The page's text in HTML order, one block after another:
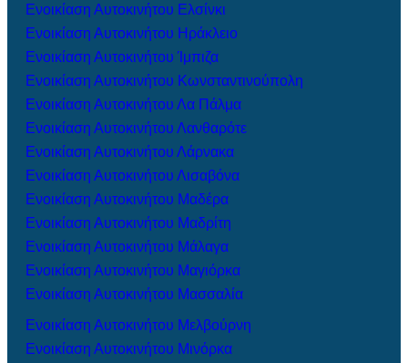
Ενοικίαση Αυτοκινήτου Ελσίνκι
Ενοικίαση Αυτοκινήτου Ηράκλειο
Ενοικίαση Αυτοκινήτου Ίμπιζα
Ενοικίαση Αυτοκινήτου Κωνσταντινούπολη
Ενοικίαση Αυτοκινήτου Λα Πάλμα
Ενοικίαση Αυτοκινήτου Λανθαρότε
Ενοικίαση Αυτοκινήτου Λάρνακα
Ενοικίαση Αυτοκινήτου Λισαβόνα
Ενοικίαση Αυτοκινήτου Μαδέρα
Ενοικίαση Αυτοκινήτου Μαδρίτη
Ενοικίαση Αυτοκινήτου Μάλαγα
Ενοικίαση Αυτοκινήτου Μαγιόρκα
Ενοικίαση Αυτοκινήτου Μασσαλία
Ενοικίαση Αυτοκινήτου Μελβούρνη
Ενοικίαση Αυτοκινήτου Μινόρκα